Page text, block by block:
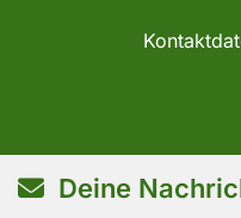
 Deine